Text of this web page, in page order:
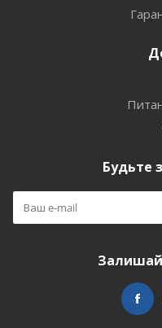
Будьте